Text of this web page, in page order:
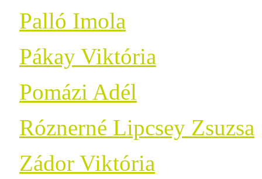
Palló Imola
Pákay Viktória
Pomázi Adél
Róznerné Lipcsey Zsuzsa
Zádor Viktória